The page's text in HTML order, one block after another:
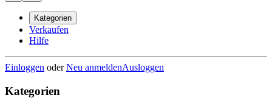
Kategorien
Verkaufen
Hilfe
Einloggen oderNeu anmeldenAusloggen
Kategorien